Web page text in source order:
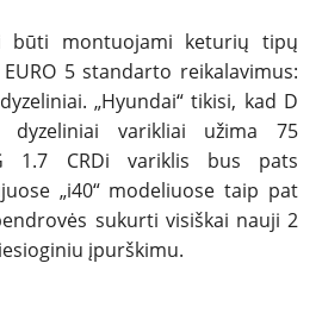
būti montuojami keturių tipų
5 standarto reikalavimus:
„Hyundai“ tikisi, kad D
dyzeliniai varikliai užima 75
1.7 CRDi variklis bus pats
„i40“ modeliuose taip pat
sukurti visiškai nauji 2
įpurškimu.